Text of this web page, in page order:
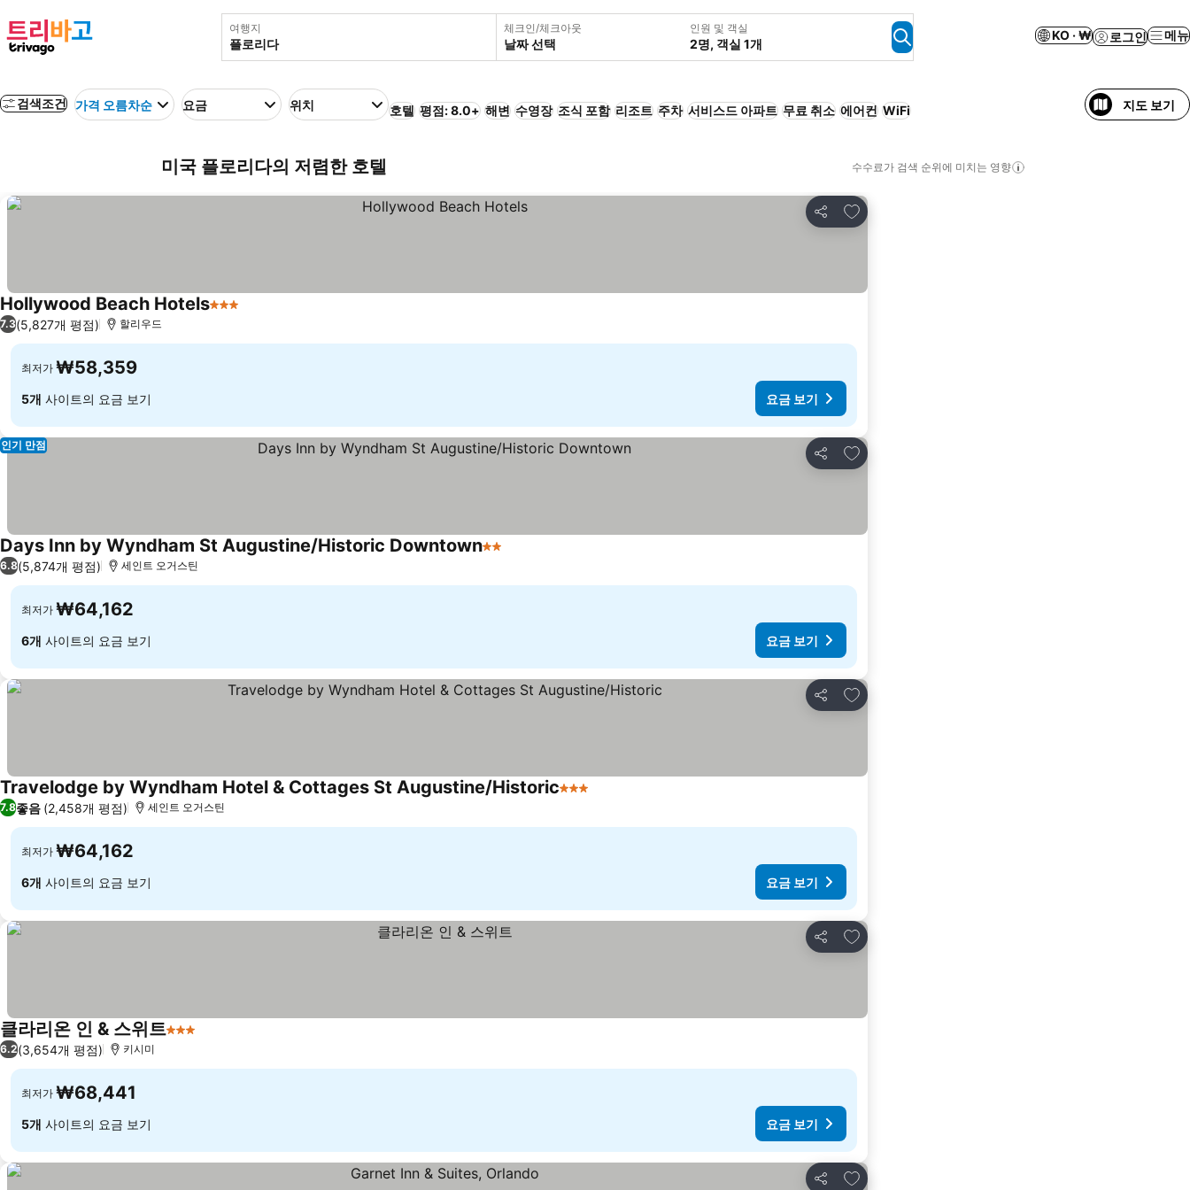
여행지 체크인/체크아웃
날짜 선택
인원 및 객실
2명, 객실 1개
KO · ₩ 로그인 메뉴
검색조건 가격 오름차순 요금 위치 호텔 평점: 8.0+ 해변 수영장 조식 포함 리조트 주차 서비스드 아파트 무료 취소 에어컨 WiFi 지도 보기
미국 플로리다의 저렴한 호텔 수수료가 검색 순위에 미치는 영향
공유
즐겨찾기에 추가
Hollywood Beach Hotels3 성급
7.3(5,827개 평점) 할리우드
최저가 ₩58,359
5개 사이트의 요금 보기 요금 보기
공유
즐겨찾기에 추가
인기 만점
Days Inn by Wyndham St Augustine/Historic Downtown2 성급
6.8(5,874개 평점) 세인트 오거스틴
최저가 ₩64,162
6개 사이트의 요금 보기 요금 보기
공유
즐겨찾기에 추가
Travelodge by Wyndham Hotel & Cottages St Augustine/Historic3 성급
7.8좋음 (2,458개 평점) 세인트 오거스틴
최저가 ₩64,162
6개 사이트의 요금 보기 요금 보기
공유
즐겨찾기에 추가
클라리온 인 & 스위트3 성급
6.2(3,654개 평점) 키시미
최저가 ₩68,441
5개 사이트의 요금 보기 요금 보기
공유
즐겨찾기에 추가